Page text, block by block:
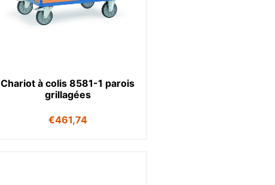
Chariot à colis 8581-1 parois
grillagées
€461,74